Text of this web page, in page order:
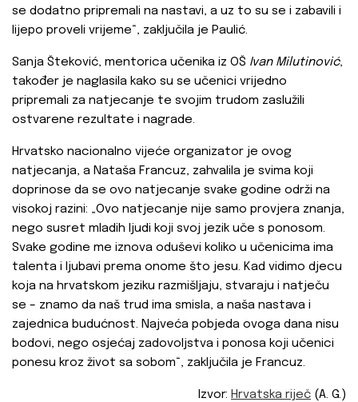
se dodatno pripremali na nastavi, a uz to su se i zabavili i
lijepo proveli vrijeme“, zaključila je Paulić.
Sanja Šteković, mentorica učenika iz OŠ Ivan Milutinović,
također je naglasila kako su se učenici vrijedno
pripremali za natjecanje te svojim trudom zaslužili
ostvarene rezultate i nagrade.
Hrvatsko nacionalno vijeće organizator je ovog
natjecanja, a Nataša Francuz, zahvalila je svima koji
doprinose da se ovo natjecanje svake godine održi na
visokoj razini: „Ovo natjecanje nije samo provjera znanja,
nego susret mladih ljudi koji svoj jezik uče s ponosom.
Svake godine me iznova oduševi koliko u učenicima ima
talenta i ljubavi prema onome što jesu. Kad vidimo djecu
koja na hrvatskom jeziku razmišljaju, stvaraju i natječu
se – znamo da naš trud ima smisla, a naša nastava i
zajednica budućnost. Najveća pobjeda ovoga dana nisu
bodovi, nego osjećaj zadovoljstva i ponosa koji učenici
ponesu kroz život sa sobom“, zaključila je Francuz.
Izvor: Hrvatska riječ (A. G.)